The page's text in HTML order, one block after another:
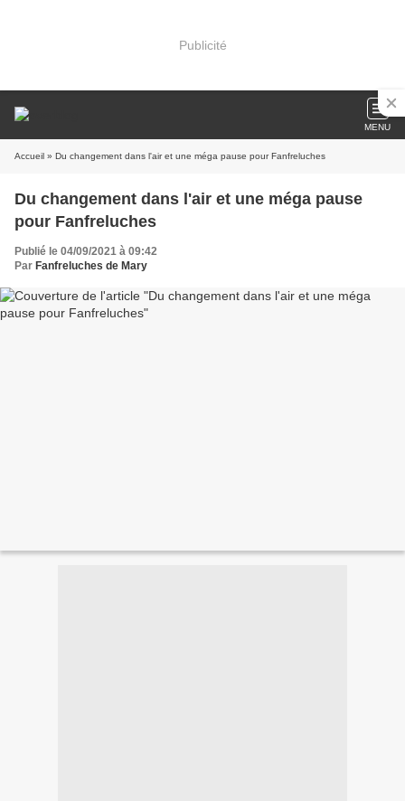
Publicité
MENU
Accueil » Du changement dans l'air et une méga pause pour Fanfreluches
Du changement dans l'air et une méga pause
pour Fanfreluches
Publié le 04/09/2021 à 09:42
Par Fanfreluches de Mary